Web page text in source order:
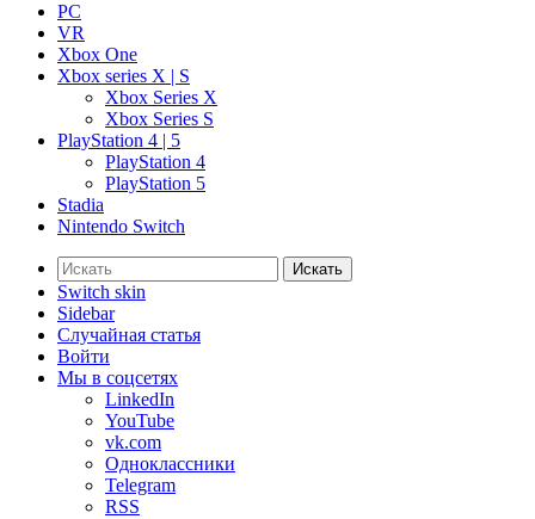
PC
VR
Xbox One
Xbox series X | S
Xbox Series X
Xbox Series S
PlayStation 4 | 5
PlayStation 4
PlayStation 5
Stadia
Nintendo Switch
Искать
Switch skin
Sidebar
Случайная статья
Войти
Мы в соцсетях
LinkedIn
YouTube
vk.com
Одноклассники
Telegram
RSS